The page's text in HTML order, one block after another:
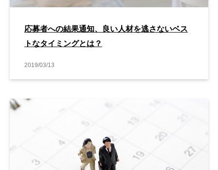
応募者への結果通知、良い人材を逃さないベス
トなタイミングとは？
2019/03/13